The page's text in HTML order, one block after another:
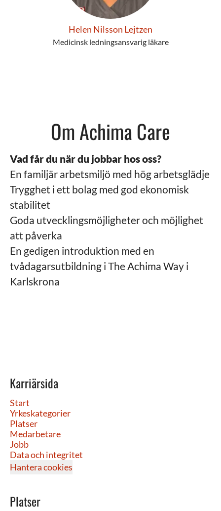
Helen Nilsson Lejtzen
Medicinsk ledningsansvarig läkare
Om Achima Care
Vad får du när du jobbar hos oss?
En familjär arbetsmiljö med hög arbetsglädje
Trygghet i ett bolag med god ekonomisk
stabilitet
Goda utvecklingsmöjligheter och möjlighet
att påverka
En gedigen introduktion med en
tvådagarsutbildning i The Achima Way i
Karlskrona
Karriärsida
Start
Yrkeskategorier
Platser
Medarbetare
Jobb
Data och integritet
Hantera cookies
Platser